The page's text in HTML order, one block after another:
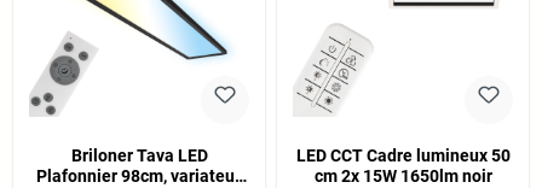
Briloner Tava LED
Plafonnier 98cm, variateur,
LED CCT Cadre lumineux 50
cm 2x 15W 1650lm noir